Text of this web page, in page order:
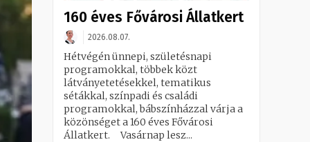
160 éves Fővárosi Állatkert
2026.08.07.
Hétvégén ünnepi, születésnapi
programokkal, többek közt
látványetetésekkel, tematikus
sétákkal, színpadi és családi
programokkal, bábszínházzal várja a
közönséget a 160 éves Fővárosi
Állatkert. Vasárnap lesz...